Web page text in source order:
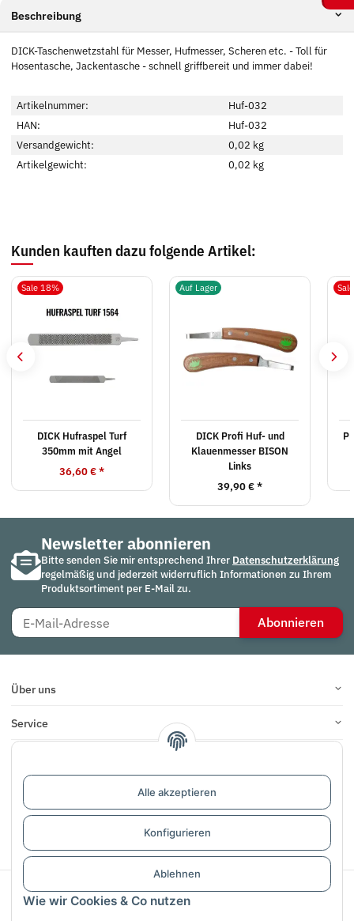
Wie wir Cookies & Co nutzen
Alle akzeptieren
Konfigurieren
Ablehnen
Beschreibung
DICK-Taschenwetzstahl für Messer, Hufmesser, Scheren etc. - Toll für
Hosentasche, Jackentasche - schnell griffbereit und immer dabei!
Artikelnummer:
Huf-032
HAN:
Huf-032
Versandgewicht:
0,02 kg
Artikelgewicht:
0,02 kg
Kunden kauften dazu folgende Artikel:
Sale 18%
DICK Hufraspel Turf
350mm mit Angel
36,60 €*
Auf Lager
DICK Profi Huf- und
Klauenmesser BISON
Links
39,90 €*
Newsletter abonnieren
Bitte senden Sie mir entsprechend Ihrer Datenschutzerklärung
regelmäßig und jederzeit widerruflich Informationen zu Ihrem
Produktsortiment per E-Mail zu.
Abonnieren
Über uns
Service
Vertrag widerrufen
Sichere Zahlung mit: